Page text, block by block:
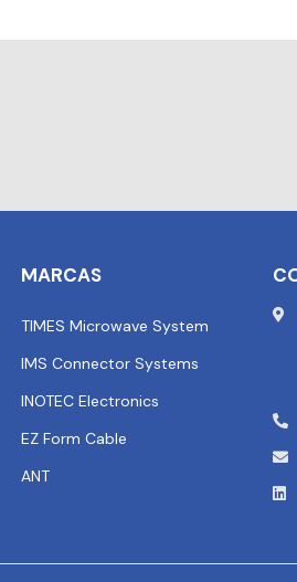
MARCAS
TIMES Microwave System
IMS Connector Systems
INOTEC Electronics
EZ Form Cable
ANT